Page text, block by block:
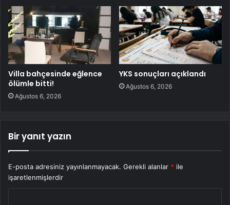
Villa bahçesinde eğlence
ölümle bitti!
Ağustos 6, 2026
YKS sonuçları açıklandı
Ağustos 6, 2026
Bir yanıt yazın
E-posta adresiniz yayınlanmayacak. Gerekli alanlar * ile
işaretlenmişlerdir